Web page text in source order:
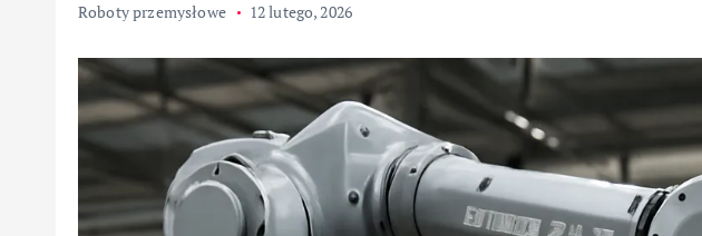
Roboty przemysłowe 12 lutego, 2026